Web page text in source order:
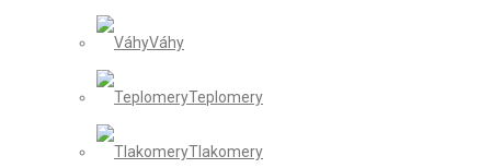
Váhy
Teplomery
Tlakomery